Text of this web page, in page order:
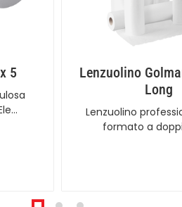
5
Lenzuolino
Long
Lenzuolino
formato a